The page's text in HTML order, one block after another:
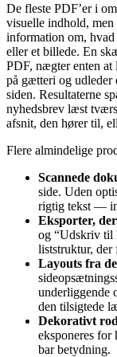
De fleste PDF’er i
visuelle indhold,
information om, hvad
eller et billede. En
PDF, nægter enten
på gætteri og
siden. Resultaterne
nyhedsbrev læst
afsnit, den hører til,
Flere almindelige
Scannede
side. Uden
rigtig tekst —
Eksporter,
og “Udskriv til
liststruktur, der
Layouts fra
underliggende
den tilsigtede
Dekorativt
eksponeres for
bar betydning.